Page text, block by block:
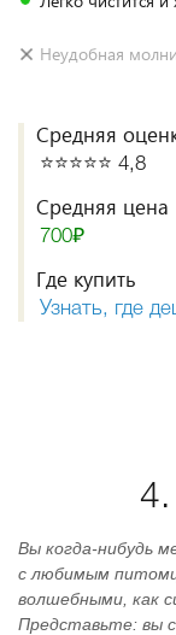
Неудобная
Средняя
⭐️⭐️⭐️⭐️⭐️ 4,8
Средняя цена
700₽
Где купить
Узнать, где
4.
Вы когда-нибудь
с любимым
волшебными, как
Представьте: вы